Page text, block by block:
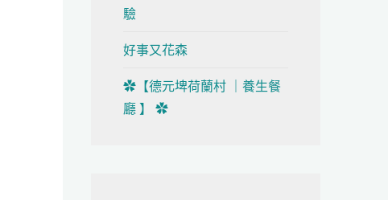
驗
好事又花森
✿【德元埤荷蘭村 ｜養生餐
廳 】 ✿